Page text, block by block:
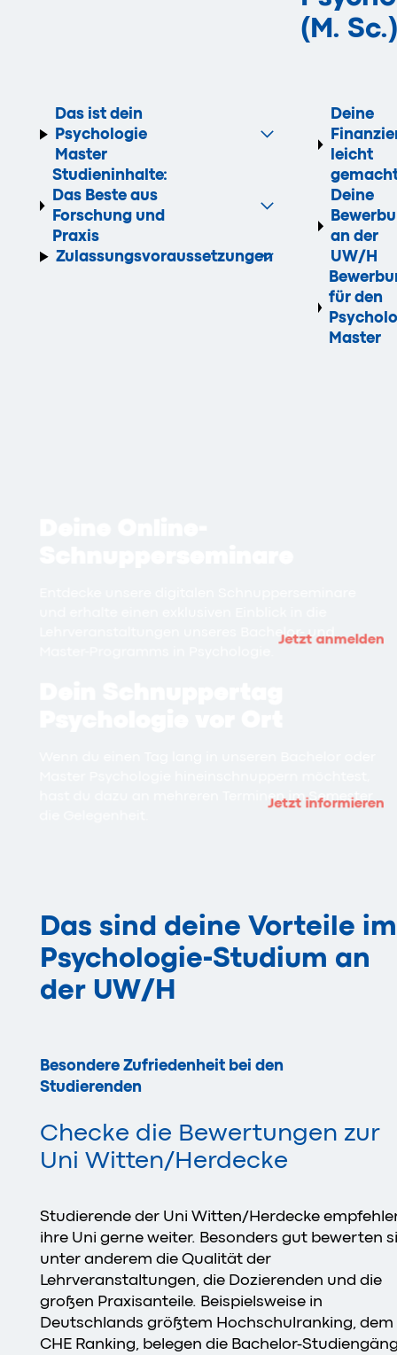
(M.
Das ist dein
Psychologie
Master
Studieninhalte:
Das Beste aus
Forschung und
Praxis
Zulassungsvoraussetzungen
Deine
leicht
Deine
an der
UW/H
für den
Master
Lehrveranstaltungen unseres Bachelor- undJetzt anmelden
hast du dazu an mehreren Terminen im Semester
Jetzt informieren
Das sind deine Vorteile im
Psychologie-Studium an
der UW/H
Besondere Zufriedenheit bei den
Studierenden
Checke die Bewertungen zur
Uni Witten/Herdecke
Studierende der Uni Witten/Herdecke
ihre Uni gerne weiter. Besonders gut bewerten
unter anderem die Qualität der
Lehrveranstaltungen, die Dozierenden und die
großen Praxisanteile. Beispielsweise in
Deutschlands größtem Hochschulranking, dem
CHE Ranking, belegen die Bachelor-